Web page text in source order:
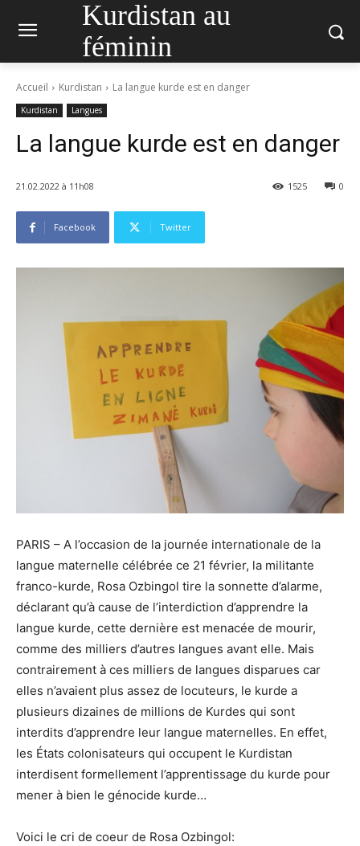
Kurdistan au
féminin
Accueil Kurdistan La langue kurde est en danger
Kurdistan Langues
La langue kurde est en danger
21.02.2022 à 11h08 0
1525
Facebook Twitter
PARIS – A l’occasion de la journée internationale de la
langue maternelle célébrée ce 21 février, la militante
franco-kurde, Rosa Ozbingol tire la sonnette d’alarme,
déclarant qu’à cause de l’interdiction d’apprendre la
langue kurde, cette dernière est menacée de mourir,
comme des milliers d’autres langues avant elle. Mais
contrairement à ces milliers de langues disparues car
elles n’avaient plus assez de locuteurs, le kurde a
plusieurs dizaines de millions de Kurdes qui sont
interdits d’apprendre leur langue maternelles. En effet,
les États colonisateurs qui occupent le Kurdistan
interdisent formellement l’apprentissage du kurde pour
mener à bien le génocide kurde…
Voici le cri de coeur de Rosa Ozbingol: